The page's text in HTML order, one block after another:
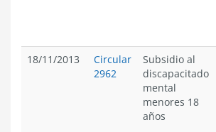
18/11/2013
Circular
2962
Subsidio al
discapacitado
mental
menores 18
años